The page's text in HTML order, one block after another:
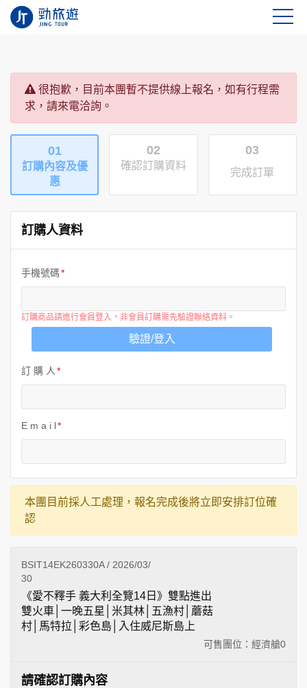
很抱歉，目前本團暫不提供線上報名，如有行程需
求，請來電洽詢。
01
訂購內容及優
惠
02
確認訂購資料
03
完成訂單
訂購人資料
手機號碼
訂購商品請進行會員登入，非會員訂購需先驗證聯絡資料。
驗證/登入
訂 購 人
E m a i l
本團目前採人工處理，報名完成後將立即安排訂位確
認
BSIT14EK260330A / 2026/03/
30
可售團位：經濟艙0
《愛不釋手 義大利全覽14日》雙點進出
雙火車│一晚五星│米其林│五漁村│蘑菇
村│馬特拉│彩色島│入住威尼斯島上
請確認訂購內容